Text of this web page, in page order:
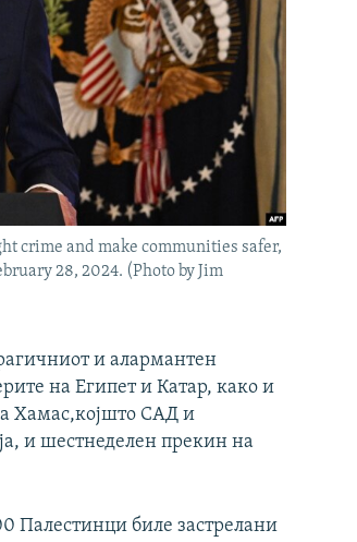
crime and make communities safer,
28, 2024. (Photo by Jim
и алармантен
на Египет и Катар, како и
Хамас,којшто САД и
и шестнеделен прекин на
Палестинци биле застрелани